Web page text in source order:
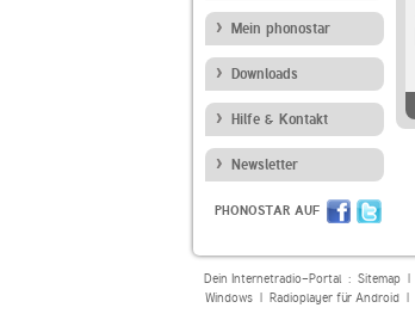
Mein phonostar
Downloads
Hilfe & Kontakt
Newsletter
PHONOSTAR AUF
Dein Internetradio-Portal : Sitemap|
Windows| Radioplayer für Android|